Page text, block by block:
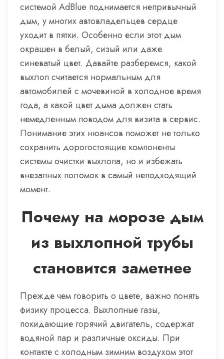
системой AdBlue поднимается непривычный
дым, у многих автовладельцев сердце
уходит в пятки. Особенно если этот дым
окрашен в белый, сизый или даже
синеватый цвет. Давайте разберемся, какой
выхлоп считается нормальным для
автомобилей с мочевиной в холодное время
года, а какой цвет дыма должен стать
немедленным поводом для визита в сервис.
Понимание этих нюансов поможет не только
сохранить дорогостоящие компоненты
системы очистки выхлопа, но и избежать
внезапных поломок в самый неподходящий
момент.
Почему на морозе дым
из выхлопной трубы
становится заметнее
Прежде чем говорить о цвете, важно понять
физику процесса. Выхлопные газы,
покидающие горячий двигатель, содержат
водяной пар и различные оксиды. При
контакте с холодным зимним воздухом этот